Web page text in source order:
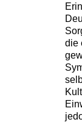
die